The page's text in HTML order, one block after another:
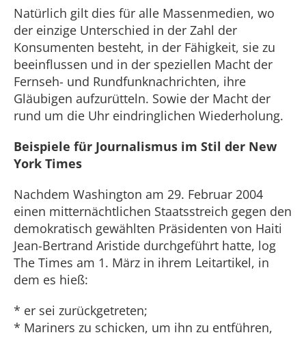
Natürlich gilt dies für alle Massenmedien, wo
der einzige Unterschied in der Zahl der
Konsumenten besteht, in der Fähigkeit, sie zu
beeinflussen und in der speziellen Macht der
Fernseh- und Rundfunknachrichten, ihre
Gläubigen aufzurütteln. Sowie der Macht der
rund um die Uhr eindringlichen Wiederholung.
Beispiele für Journalismus im Stil der New
York Times
Nachdem Washington am 29. Februar 2004
einen mitternächtlichen Staatsstreich gegen den
demokratisch gewählten Präsidenten von Haiti
Jean-Bertrand Aristide durchgeführt hatte, log
The Times am 1. März in ihrem Leitartikel, in
dem es hieß:
* er sei zurückgetreten;
* Mariners zu schicken, um ihn zu entführen,